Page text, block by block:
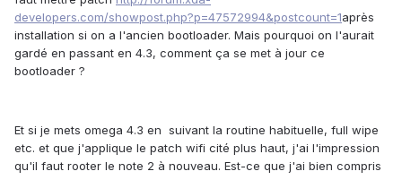
developers.com/showpost.php?p=47572994&postcount=1après
installation si on a l'ancien bootloader. Mais pourquoi on l'aurait
gardé en passant en 4.3, comment ça se met à jour ce
bootloader ?
Et si je mets omega 4.3 en suivant la routine habituelle, full wipe
etc. et que j'applique le patch wifi cité plus haut, j'ai l'impression
qu'il faut rooter le note 2 à nouveau. Est-ce que j'ai bien compris